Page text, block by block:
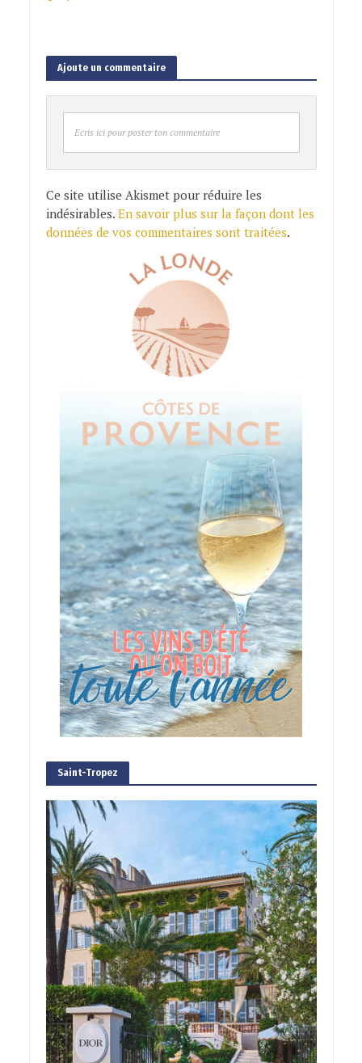
Ajoute un commentaire
Ecris ici pour poster ton commentaire
Ce site utilise Akismet pour réduire les
indésirables. En savoir plus sur la façon dont les
données de vos commentaires sont traitées.
Saint-Tropez